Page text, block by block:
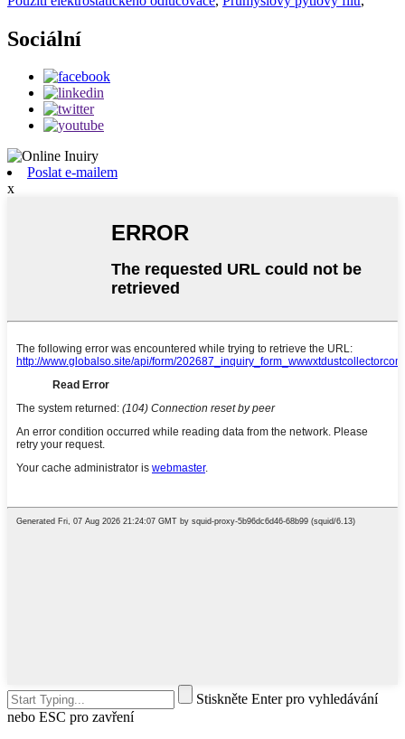
Sociální
Poslat e-mailem
x
Stiskněte Enter pro vyhledávání
nebo ESC pro zavření